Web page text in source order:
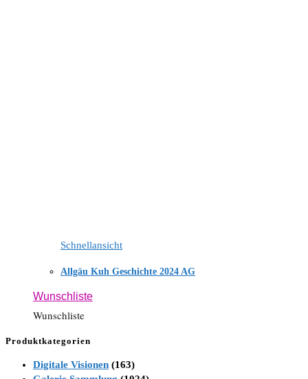
Schnellansicht
Allgäu Kuh Geschichte 2024 AG
Wunschliste
Wunschliste
Produktkategorien
Digitale Visionen (163)